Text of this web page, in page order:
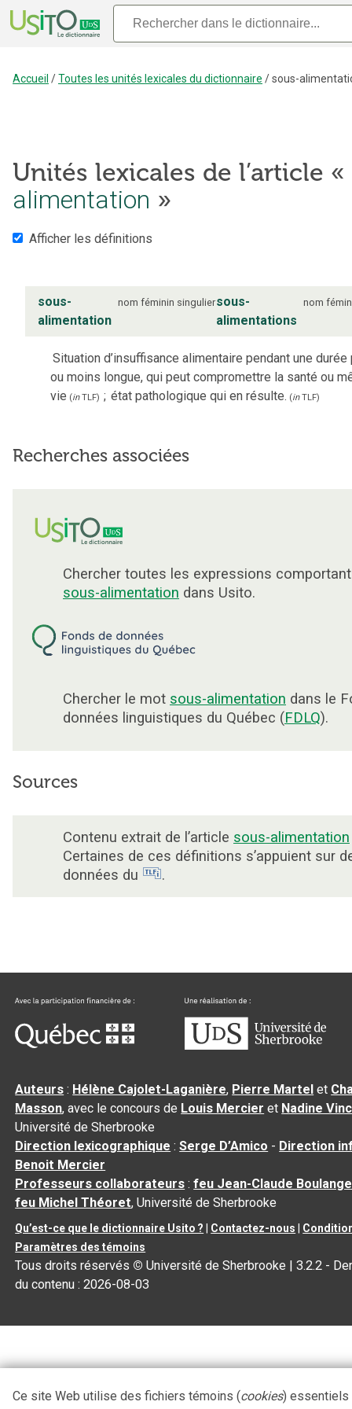
Accueil /Toutes les unités lexicales du dictionnaire /sous-
Unités lexicales de l’article «
alimentation »
Afficher les définitions
sous-
alimentation
nom féminin singuliersous-
alimentations
nom
Situation d’insuffisance alimentaire pendant une durée
ou moins longue, qui peut compromettre la santé ou
vie (inTLF) ; état pathologique qui en résulte. (inTLF)
Recherches associées
Chercher toutes les expressions
sous-alimentation dans Usito.
Chercher le mot sous-alimentation dans le
données linguistiques du Québec (FDLQ).
Sources
Contenu extrait de l’article sous-alimentation
Certaines de ces définitions s’appuient sur
données du
.
Auteurs : Hélène Cajolet-Laganière, Pierre Martel et
Masson, avec le concours de Louis Mercier et Nadine
Université de Sherbrooke
Direction lexicographique :Serge D’Amico - Direction
Benoit Mercier
Professeurs collaborateurs :feu Jean-Claude
feu Michel Théoret, Université de Sherbrooke
Qu’est-ce que le dictionnaire Usito ? Contactez-nous
Paramètres des témoins
Tous droits réservés © Université de Sherbrooke |3.2.2 -
du contenu :2026-08-03
Ce site Web utilise des fichiers témoins (cookies) essentiels